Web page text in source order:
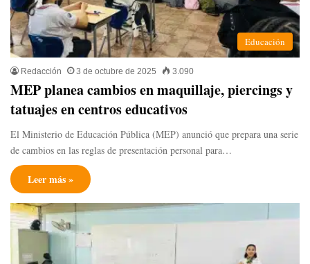
Educación
Redacción 3 de octubre de 2025 3.090
MEP planea cambios en maquillaje, piercings y
tatuajes en centros educativos
El Ministerio de Educación Pública (MEP) anunció que prepara una serie
de cambios en las reglas de presentación personal para…
Leer más »